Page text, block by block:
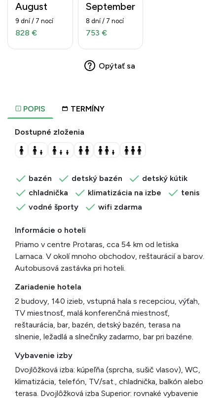
POPIS TERMÍNY
Dostupné zloženia
bazén detský bazén
detský kútik
chladnička
klimatizácia na izbe
tenis
vodné športy
wifi zdarma
Informácie o hoteli
Priamo v centre Protaras, cca 54 km od letiska
Larnaca. V okolí mnoho obchodov, reštaurácií a barov.
Autobusová zastávka pri hoteli.
Zariadenie hotela
2 budovy, 140 izieb, vstupná hala s recepciou, výťah,
TV miestnosť, malá konferenčná miestnosť,
reštaurácia, bar, bazén, detský bazén, terasa na
slnenie, ležadlá a slnečníky zadarmo, bar pri bazéne.
Vybavenie izby
Dvojlôžková izba: kúpeľňa (sprcha, sušič vlasov), WC,
klimatizácia, telefón, TV/sat., chladnička, balkón alebo
terasa. Dvojlôžková izba Superior: rovnaké vybavenie
August
9 dní / 7 nocí
828 €
September
8 dní / 7 nocí
753 €
Opýtať sa